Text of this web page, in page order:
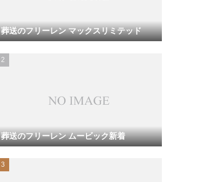
葬送のフリーレン マックスリミテッド
葬送のフリーレン ムービック新着